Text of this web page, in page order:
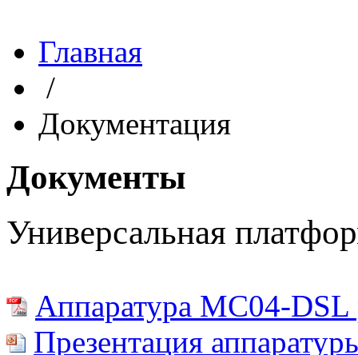
Главная
/
Документация
Документы
Универсальная
Аппаратура MC04-DSL
Презентация